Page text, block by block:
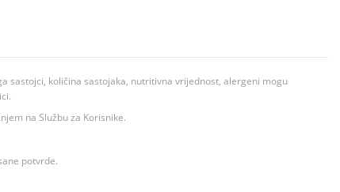
sastojci, količina sastojaka, nutritivna vrijednost, alergeni mogu
na Službu za Korisnike.
potvrde.